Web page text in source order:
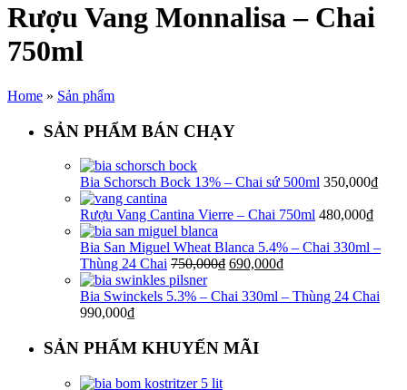
Rượu Vang Monnalisa – Chai
750ml
Home » Sản phẩm
SẢN PHẨM BÁN CHẠY
Bia Schorsch Bock 13% – Chai sứ 500ml 350,000₫
Rượu Vang Cantina Vierre – Chai 750ml 480,000₫
Bia San Miguel Wheat Blanca 5.4% – Chai 330ml –
Thùng 24 Chai 750,000₫ 690,000₫
Bia Swinckels 5.3% – Chai 330ml – Thùng 24 Chai
990,000₫
SẢN PHẨM KHUYẾN MÃI